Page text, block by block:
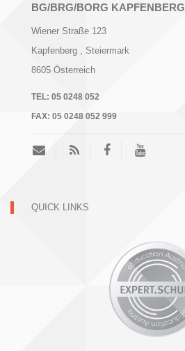
BG/BRG/BORG KAPFENBERG
Wiener Straße 123
Kapfenberg
, Steiermark
8605 Österreich
TEL: 05 0248 052
FAX: 05 0248 052 999
QUICK LINKS